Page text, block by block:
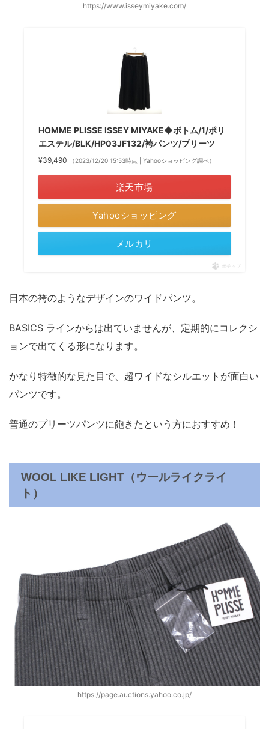
https://www.isseymiyake.com/
HOMME PLISSE ISSEY MIYAKE◆ボトム/1/ポリ
エステル/BLK/HP03JF132/袴パンツ/プリーツ
¥39,490 （2023/12/20 15:53時点 | Yahooショッピング調べ）
楽天市場
Yahooショッピング
メルカリ
ポチップ
日本の袴のようなデザインのワイドパンツ。
BASICS ラインからは出ていませんが、定期的にコレクシ
ョンで出てくる形になります。
かなり特徴的な見た目で、超ワイドなシルエットが面白い
パンツです。
普通のプリーツパンツに飽きたという方におすすめ！
WOOL LIKE LIGHT（ウールライクライ
ト）
https://page.auctions.yahoo.co.jp/